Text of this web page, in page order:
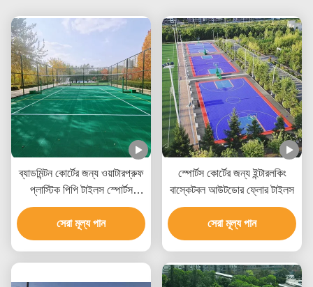
ব্যাডমিন্টন কোর্টের জন্য ওয়াটারপ্রুফ
প্লাস্টিক পিপি টাইলস স্পোর্টস
ফ্লোরিং
সেরা মূল্য পান
স্পোর্টস কোর্টের জন্য ইন্টারলকিং
বাস্কেটবল আউটডোর ফ্লোর টাইলস
সেরা মূল্য পান